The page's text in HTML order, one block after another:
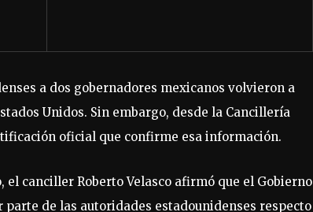
a dos gobernadores mexicanos volvieron a
Unidos. Sin embargo, desde la Cancillería
oficial que confirme esa información.
canciller Roberto Velasco afirmó que el Gobierno
de las autoridades estadounidenses respecto